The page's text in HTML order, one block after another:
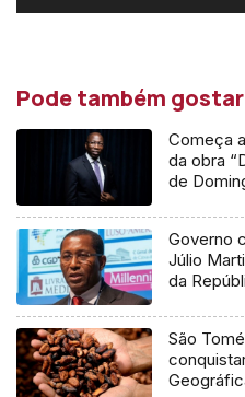
de
Pode também gostar
Começa
da obra
de
Governo
Júlio
da
São